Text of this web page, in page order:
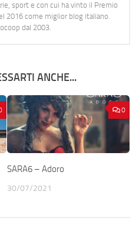
sport e con cui ha vinto il Premio
2016 come miglior blog italiano.
dal 2003.
ANCHE...
0
SARA6 – Adoro
30/07/2021